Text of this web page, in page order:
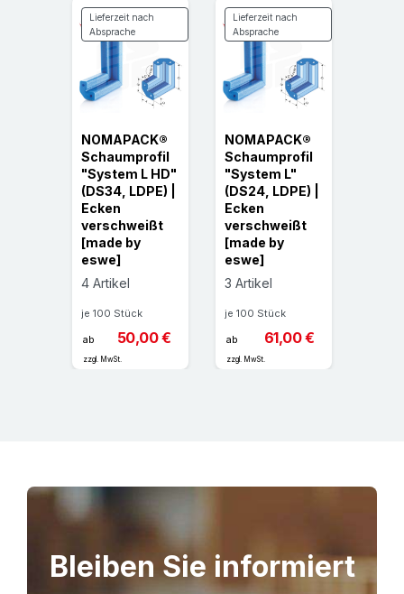
Lieferzeit nach
Absprache
NOMAPACK®
Schaumprofil
"System L HD"
(DS34, LDPE) |
Ecken
verschweißt
[made by
eswe]
4 Artikel
je 100 Stück
ab 50,00 €
zzgl. MwSt.
Lieferzeit nach
Absprache
NOMAPACK®
Schaumprofil
"System L"
(DS24, LDPE) |
Ecken
verschweißt
[made by
eswe]
3 Artikel
je 100 Stück
ab 61,00 €
zzgl. MwSt.
Bleiben Sie informiert